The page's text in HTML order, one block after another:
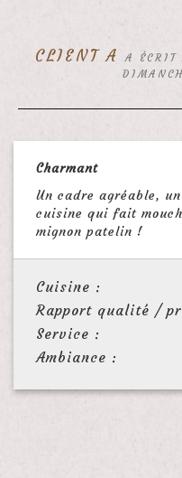
CLIENT A
A ÉCRIT
Charmant
Un cadre agréable,
cuisine qui fait
mignon patelin !
Cuisine :
Rapport qualité /
Service :
Ambiance :